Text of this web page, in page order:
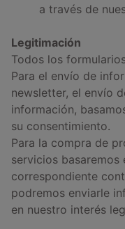
a través de
Legitimación
Todos los
Para el envío de
newsletter, el envío
información,
su consentimiento.
Para la compra de
servicios
correspondiente
podremos enviarle
en nuestro interés